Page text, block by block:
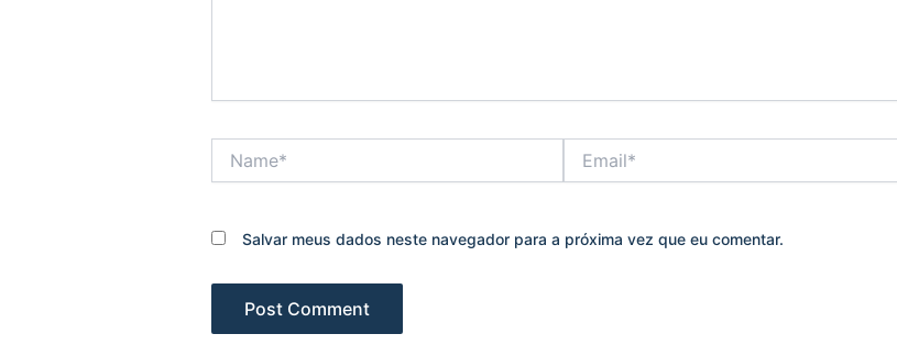
Salvar meus dados neste navegador para a próxima vez que eu comentar.